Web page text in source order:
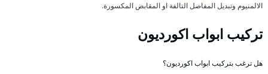
الالمنيوم وتبديل المفاصل التالفة او المقابض المكسورة.
تركيب ابواب اكورديون
هل ترغب بتركيب ابواب اكورديون؟